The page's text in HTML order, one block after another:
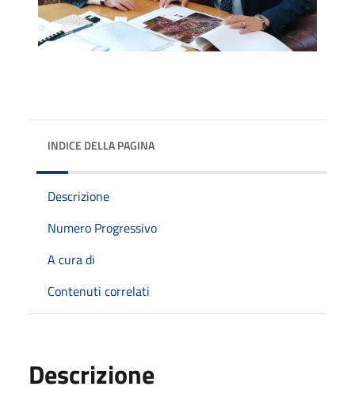
INDICE DELLA PAGINA
Descrizione
Numero Progressivo
A cura di
Contenuti correlati
Descrizione